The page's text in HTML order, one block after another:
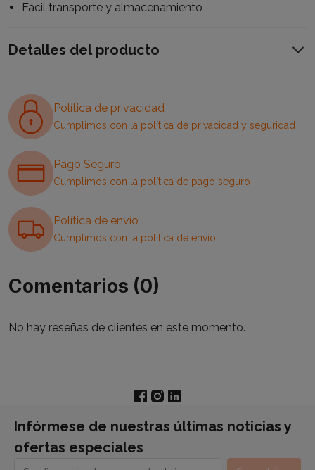
Fácil transporte y almacenamiento
Detalles del producto
Política de privacidad
Cumplimos con la política de privacidad y seguridad
Pago Seguro
Cumplimos con la política de pago seguro
Política de envío
Cumplimos con la política de envío
Comentarios (0)
No hay reseñas de clientes en este momento.
Infórmese de nuestras últimas noticias y
ofertas especiales